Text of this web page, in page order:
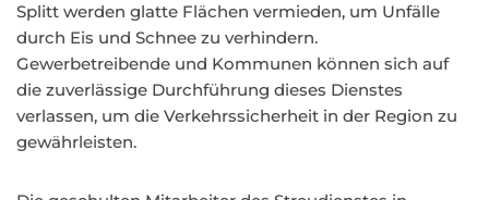
Splitt werden glatte Flächen vermieden, um Unfälle
durch Eis und Schnee zu verhindern.
Gewerbetreibende und Kommunen können sich auf
die zuverlässige Durchführung dieses Dienstes
verlassen, um die Verkehrssicherheit in der Region zu
gewährleisten.